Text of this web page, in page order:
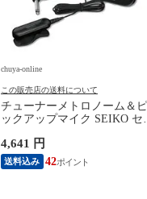
chuya-online
この販売店の送料について
チューナーメトロノーム＆ピ
ックアップマイク SEIKO セ
ルパック ブラック
4,641 円
送料込み 42